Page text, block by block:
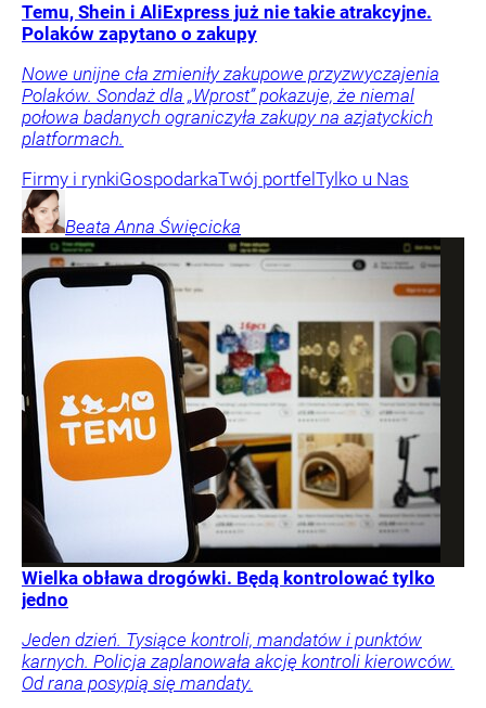
Temu, Shein i AliExpress już nie takie atrakcyjne.
Polaków zapytano o zakupy
Nowe unijne cła zmieniły zakupowe przyzwyczajenia
Polaków. Sondaż dla „Wprost” pokazuje, że niemal
połowa badanych ograniczyła zakupy na azjatyckich
platformach.
Firmy i rynkiGospodarkaTwój portfel Tylko u Nas
Beata Anna Święcicka
Wielka obława drogówki. Będą kontrolować tylko
jedno
Jeden dzień. Tysiące kontroli, mandatów i punktów
karnych. Policja zaplanowała akcję kontroli kierowców.
Od rana posypią się mandaty.